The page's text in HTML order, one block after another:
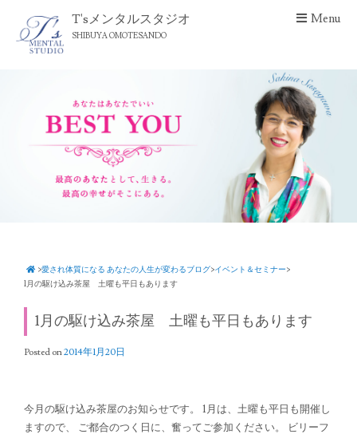
T'sメンタルスタジオ
SHIBUYA OMOTESANDO
Menu
>愛され体質になる あなたの人生が変わるブログ>イベント＆セミナー>
1月の駆け込み茶屋 土曜も平日もあります
1月の駆け込み茶屋 土曜も平日もあります
Posted on2014年1月20日
今月の駆け込み茶屋のお知らせです。 1月は、土曜も平日も開催し
ますので、 ご都合のつく日に、奮ってご参加ください。 ビリーフ